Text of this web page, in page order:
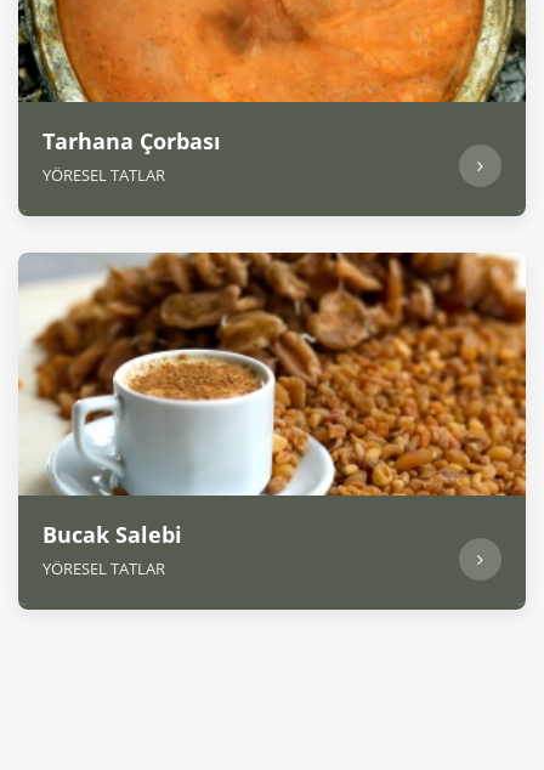
Tarhana Çorbası
YÖRESEL TATLAR
Bucak Salebi
YÖRESEL TATLAR